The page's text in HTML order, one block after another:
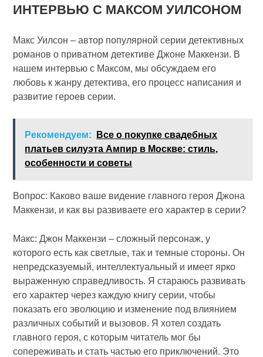
ИНТЕРВЬЮ С МАКСОМ УИЛСОНОМ
Макс Уилсон – автор популярной серии детективных
романов о приватном детективе Джоне Маккензи. В
нашем интервью с Максом, мы обсуждаем его
любовь к жанру детектива, его процесс написания и
развитие героев серии.
Рекомендуем:
Все о покупке свадебных
платьев силуэта Ампир в Москве: стиль,
особенности и советы
Вопрос: Каково ваше видение главного героя Джона
Маккензи, и как вы развиваете его характер в серии?
Макс: Джон Маккензи – сложный персонаж, у
которого есть как светлые, так и темные стороны. Он
непредсказуемый, интеллектуальный и имеет ярко
выраженную справедливость. Я стараюсь развивать
его характер через каждую книгу серии, чтобы
показать его эволюцию и изменение под влиянием
различных событий и вызовов. Я хотел создать
главного героя, с которым читатель мог бы
сопереживать и стать частью его приключений. Это